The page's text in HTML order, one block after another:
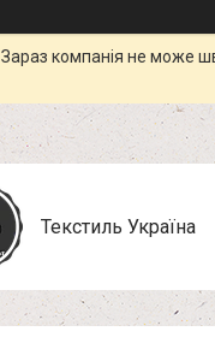
Зараз компанія не може
Текстиль Україна